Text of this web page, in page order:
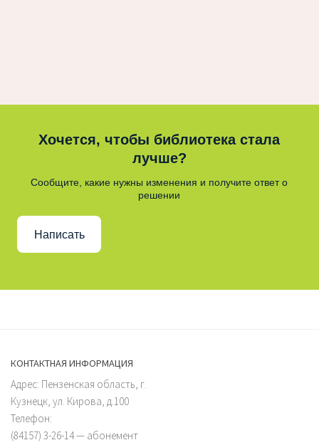
Хочется, чтобы библиотека стала
лучше?
Сообщите, какие нужны изменения и получите ответ о
решении
Написать
КОНТАКТНАЯ ИНФОРМАЦИЯ
Адрес: Пензенская область, г.
Кузнецк, ул. Кирова, д.100
Телефон:
(84157) 3-26-14 — абонемент